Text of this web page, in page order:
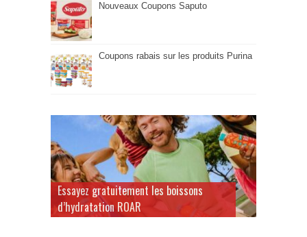
Nouveaux Coupons Saputo
Coupons rabais sur les produits Purina
Essayez gratuitement les boissons
d’hydratation ROAR